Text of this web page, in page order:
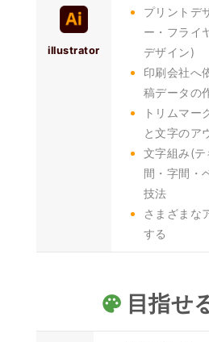
illustrator
プリントデ
ー・フライ
デザイン)
印刷会社へ
稿データの
トリムマー
と文字のア
文字組み(
間・字間・
技法
さまざまな
する
palette 目指せ